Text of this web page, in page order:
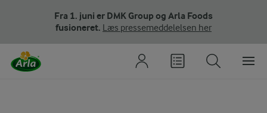
Fra 1. juni er DMK Group og Arla Foods
fusioneret. Læs pressemeddelelsen her